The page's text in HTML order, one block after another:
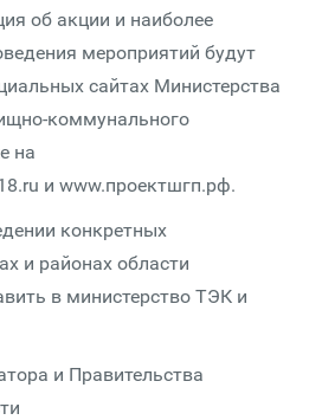
об акции и наиболее
мероприятий будут
сайтах Министерства
коммунального
на
и www.проектшгп.рф.
конкретных
и районах области
в министерство ТЭК и
и Правительства